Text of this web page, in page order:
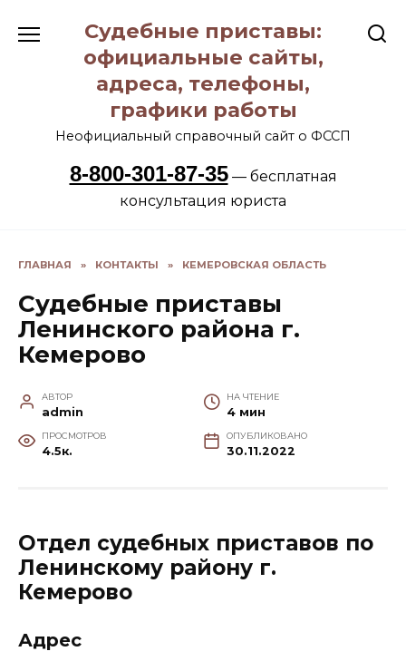
содержанию
Судебные приставы:
официальные сайты,
адреса, телефоны,
графики работы
Неофициальный справочный сайт о ФССП
8-800-301-87-35— бесплатная
консультация юриста
ГЛАВНАЯ » КОНТАКТЫ » КЕМЕРОВСКАЯ ОБЛАСТЬ
Судебные приставы
Ленинского района г.
Кемерово
АВТОР
admin
НА ЧТЕНИЕ
4 мин
ПРОСМОТРОВ
4.5к.
ОПУБЛИКОВАНО
30.11.2022
Отдел судебных приставов по
Ленинскому району г.
Кемерово
Адрес